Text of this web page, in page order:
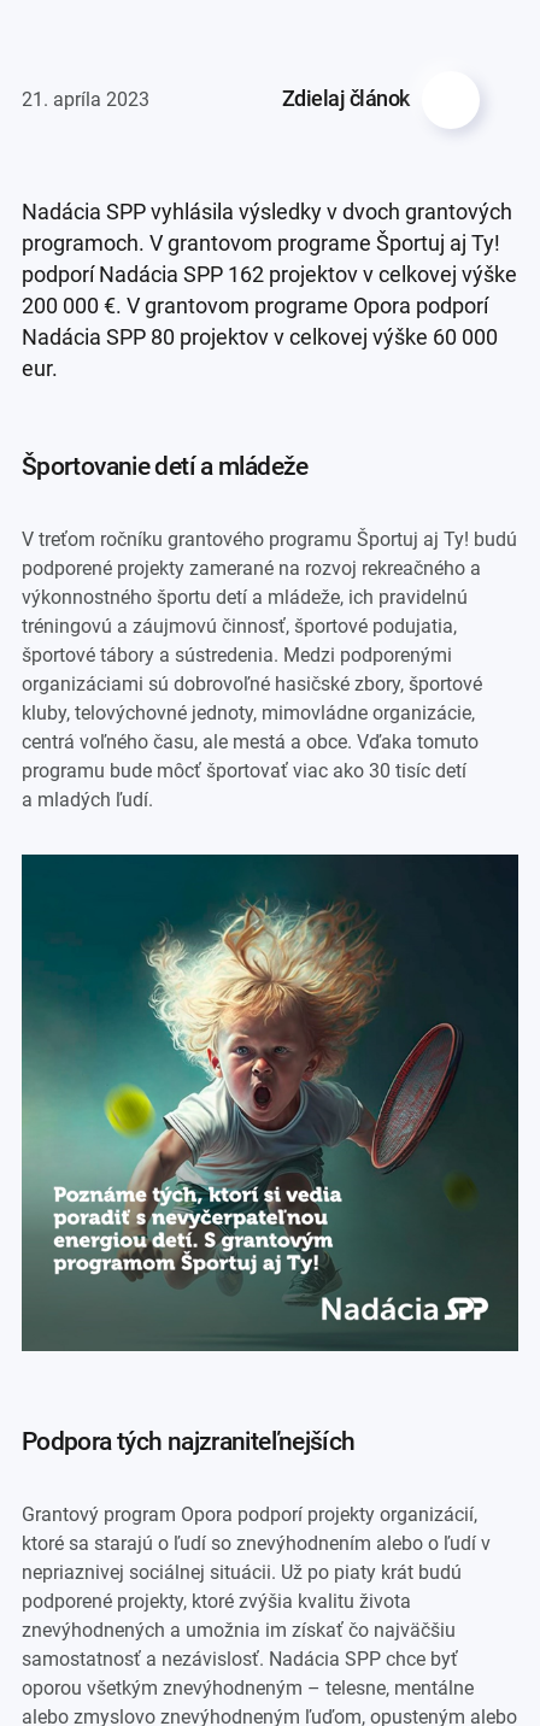
21. apríla 2023 Zdielaj článok
Nadácia SPP vyhlásila výsledky v dvoch grantových
programoch. V grantovom programe Športuj aj Ty!
podporí Nadácia SPP 162 projektov v celkovej výške
200 000 €. V grantovom programe Opora podporí
Nadácia SPP 80 projektov v celkovej výške 60 000
eur.
športovanie detí a mládeže
V treťom ročníku grantového programu Športuj aj Ty! budú
podporené projekty zamerané na rozvoj rekreačného a
výkonnostného športu detí a mládeže, ich pravidelnú
tréningovú a záujmovú činnosť, športové podujatia,
športové tábory a sústredenia. Medzi podporenými
organizáciami sú dobrovoľné hasičské zbory, športové
kluby, telovýchovné jednoty, mimovládne organizácie,
centrá voľného času, ale mestá a obce. Vďaka tomuto
programu bude môcť športovať viac ako 30 tisíc detí
a mladých ľudí.
podpora tých najzraniteľnejších
Grantový program Opora podporí projekty organizácií,
ktoré sa starajú o ľudí so znevýhodnením alebo o ľudí v
nepriaznivej sociálnej situácii. Už po piaty krát budú
podporené projekty, ktoré zvýšia kvalitu života
znevýhodnených a umožnia im získať čo najväčšiu
samostatnosť a nezávislosť. Nadácia SPP chce byť
oporou všetkým znevýhodneným – telesne, mentálne
alebo zmyslovo znevýhodneným ľuďom, opusteným alebo